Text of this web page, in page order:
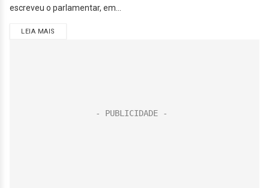
escreveu o parlamentar, em...
LEIA MAIS